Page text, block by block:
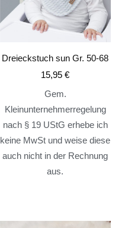
Dreieckstuch sun Gr. 50-68
15,95€
Gem.
Kleinunternehmerregelung
nach § 19 UStG erhebe ich
keine MwSt und weise diese
auch nicht in der Rechnung
aus.